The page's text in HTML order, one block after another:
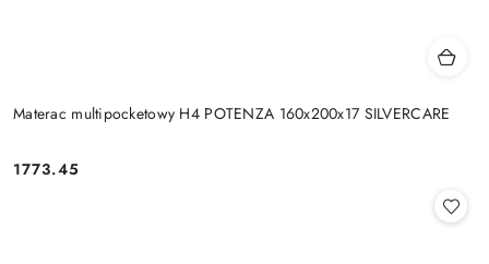
Materac multipocketowy H4 POTENZA 160x200x17 SILVERCARE
Cena:
1773.45